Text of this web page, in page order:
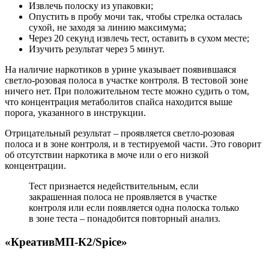
Извлечь полоску из упаковки;
Опустить в пробу мочи так, чтобы стрелка осталась
сухой, не заходя за линию максимума;
Через 20 секунд извлечь тест, оставить в сухом месте;
Изучить результат через 5 минут.
На наличие наркотиков в урине указывает появившаяся
светло-розовая полоса в участке контроля. В тестовой зоне
ничего нет. При положительном тесте можно судить о том,
что концентрация метаболитов спайса находится выше
порога, указанного в инструкции.
Отрицательный результат – проявляется светло-розовая
полоса и в зоне контроля, и в тестируемой части. Это говорит
об отсутствии наркотика в моче или о его низкой
концентрации.
Тест признается недействительным, если
закрашенная полоса не проявляется в участке
контроля или если появляется одна полоска только
в зоне теста – понадобится повторный анализ.
«КреативМП-К2/Spice»